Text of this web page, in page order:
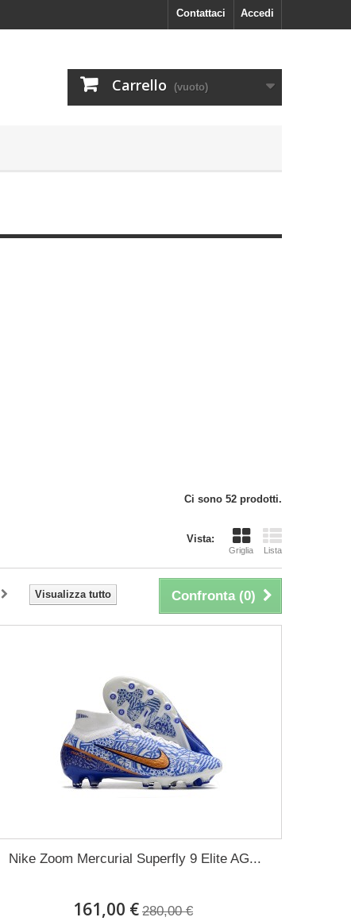
Accedi
Contattaci
Carrello (vuoto)
Ci sono 52 prodotti.
Vista:
Griglia Lista
Confronta (0)
Visualizza tutto
Nike Zoom Mercurial Superfly 9 Elite AG...
161,00 € 280,00 €